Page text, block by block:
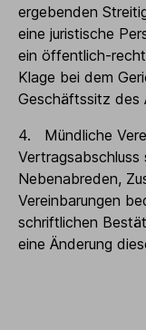
ergebenden
eine juristische
ein öffentlich-
Klage bei dem
Geschäftssitz des
4. Mündliche
Vertragsabschluss
Nebenabreden,
Vereinbarungen
schriftlichen
eine Änderung